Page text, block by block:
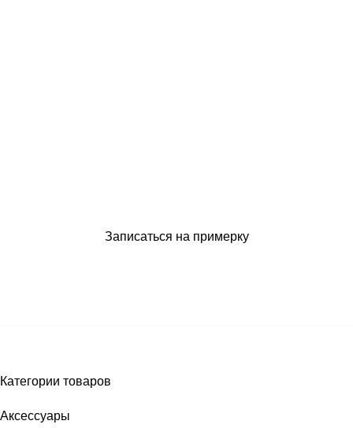
Категории товаров
Аксессуары
Записаться на примерку